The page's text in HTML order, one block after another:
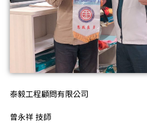
泰毅工程顧問有限公司
曾永祥 技師